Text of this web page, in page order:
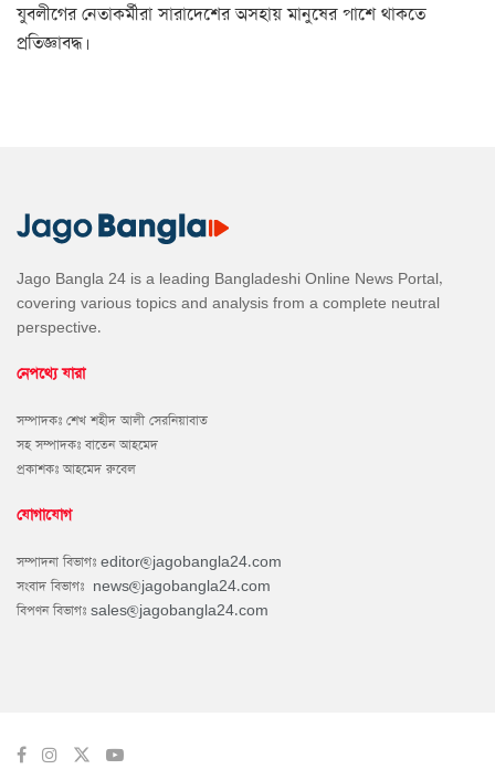
যুবলীগের নেতাকর্মীরা সারাদেশের অসহায় মানুষের পাশে থাকতে
প্রতিজ্ঞাবদ্ধ।
Jago Bangla 24 is a leading Bangladeshi Online News Portal,
covering various topics and analysis from a complete neutral
perspective.
নেপথ্যে যারা
সম্পাদকঃ শেখ শহীদ আলী সেরনিয়াবাত
সহ সম্পাদকঃ বাতেন আহমেদ
প্রকাশকঃ আহমেদ রুবেল
যোগাযোগ
সম্পাদনা বিভাগঃ editor@jagobangla24.com
সংবাদ বিভাগঃ news@jagobangla24.com
বিপণন বিভাগঃ sales@jagobangla24.com